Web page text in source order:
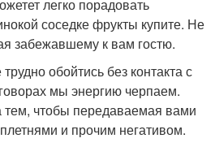
легко порадовать
соседке фрукты купите. Не
забежавшему к вам гостю.
обойтись без контакта с
мы энергию черпаем.
чтобы передаваемая вами
и прочим негативом.